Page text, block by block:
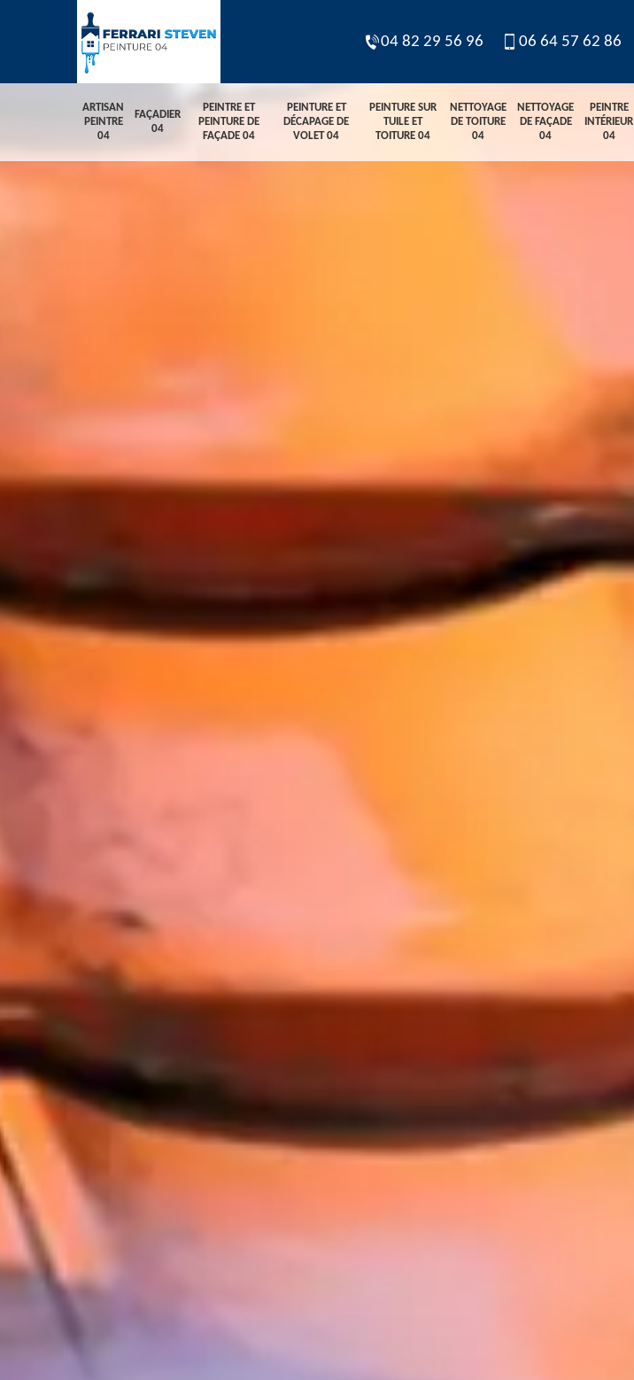
04 82 29 56 96 06 64 57 62 86
ARTISAN
PEINTRE
04
FAÇADIER
04
PEINTRE ET
PEINTURE DE
FAÇADE 04
PEINTURE ET
DÉCAPAGE DE
VOLET 04
PEINTURE SUR
TUILE ET
TOITURE 04
NETTOYAGE
DE TOITURE
04
NETTOYAGE
DE FAÇADE
04
PEINTRE
INTÉRIEUR
04